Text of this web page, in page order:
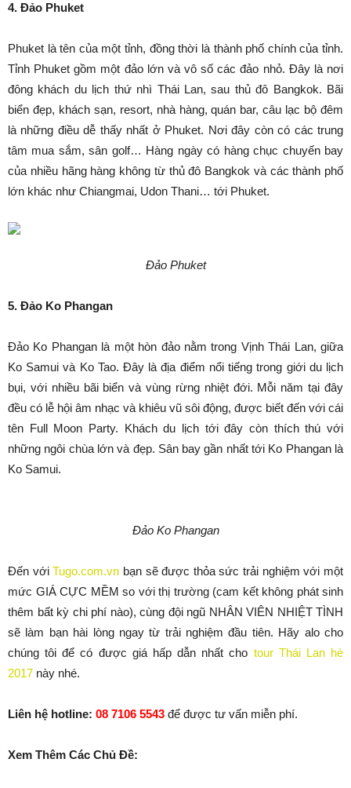
4. Đảo Phuket
Phuket là tên của một tỉnh, đồng thời là thành phố chính của tỉnh.
Tỉnh Phuket gồm một đảo lớn và vô số các đảo nhỏ. Đây là nơi
đông khách du lịch thứ nhì Thái Lan, sau thủ đô Bangkok. Bãi
biển đẹp, khách sạn, resort, nhà hàng, quán bar, câu lạc bộ đêm
là những điều dễ thấy nhất ở Phuket. Nơi đây còn có các trung
tâm mua sắm, sân golf… Hàng ngày có hàng chục chuyến bay
của nhiều hãng hàng không từ thủ đô Bangkok và các thành phố
lớn khác như Chiangmai, Udon Thani… tới Phuket.
Đảo Phuket
5. Đảo Ko Phangan
Đảo Ko Phangan là một hòn đảo nằm trong Vịnh Thái Lan, giữa
Ko Samui và Ko Tao. Đây là địa điểm nổi tiếng trong giới du lịch
bụi, với nhiều bãi biển và vùng rừng nhiệt đới. Mỗi năm tại đây
đều có lễ hội âm nhạc và khiêu vũ sôi động, được biết đến với cái
tên Full Moon Party. Khách du lịch tới đây còn thích thú với
những ngôi chùa lớn và đẹp. Sân bay gần nhất tới Ko Phangan là
Ko Samui.
Đảo Ko Phangan
Đến vớiTugo.com.vn bạn sẽ được thỏa sức trải nghiệm với một
mức GIÁ CỰC MỀM so với thị trường (cam kết không phát sinh
thêm bất kỳ chi phí nào), cùng đội ngũ NHÂN VIÊN NHIỆT TÌNH
sẽ làm bạn hài lòng ngay từ trải nghiệm đầu tiên. Hãy alo cho
chúng tôi để có được giá hấp dẫn nhất cho tour Thái Lan hè
2017 này nhé.
Liên hệ hotline: 08 7106 5543 để được tư vấn miễn phí.
Xem Thêm Các Chủ Đề: